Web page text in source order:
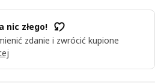
nic złego!
zdanie i zwrócić kupione